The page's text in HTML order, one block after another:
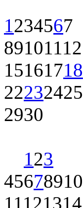
1234567
89101112
15161718
22232425
2930
123
45678910
11121314